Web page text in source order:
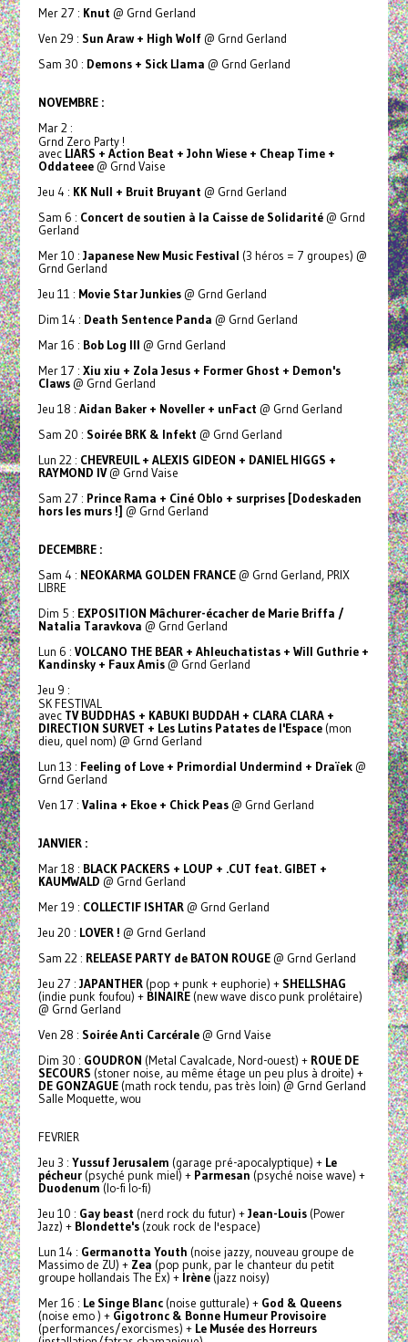
Mer 27 : Knut @ Grnd Gerland
Ven 29 : Sun Araw + High Wolf @ Grnd Gerland
Sam 30 : Demons + Sick Llama @ Grnd Gerland
NOVEMBRE :
Mar 2 :
Grnd Zero Party !
avec LIARS + Action Beat + John Wiese + Cheap Time +
Oddateee@ Grnd Vaise
Jeu 4 : KK Null + Bruit Bruyant @ Grnd Gerland
Sam 6 : Concert de soutien à la Caisse de Solidarité @ Grnd
Gerland
Mer 10 : Japanese New Music Festival (3 héros = 7 groupes) @
Grnd Gerland
Jeu 11 : Movie Star Junkies@ Grnd Gerland
Dim 14 : Death Sentence Panda @ Grnd Gerland
Mar 16 : Bob Log III @ Grnd Gerland
Mer 17 : Xiu xiu + Zola Jesus + Former Ghost + Demon's
Claws@ Grnd Gerland
Jeu 18 : Aidan Baker + Noveller + unFact @ Grnd Gerland
Sam 20 : Soirée BRK & Infekt @ Grnd Gerland
Lun 22 : CHEVREUIL + ALEXIS GIDEON + DANIEL HIGGS +
RAYMOND IV@ Grnd Vaise
Sam 27 : Prince Rama + Ciné Oblo + surprises [Dodeskaden
hors les murs !] @ Grnd Gerland
DECEMBRE :
Sam 4 : NEOKARMA GOLDEN FRANCE@ Grnd Gerland, PRIX
LIBRE
Dim 5 : EXPOSITION Mâchurer-écacher de Marie Briffa /
Natalia Taravkova @ Grnd Gerland
Lun 6 : VOLCANO THE BEAR + Ahleuchatistas + Will Guthrie +
Kandinsky + Faux Amis@ Grnd Gerland
Jeu 9 :
SK FESTIVAL
avec TV BUDDHAS + KABUKI BUDDAH + CLARA CLARA +
DIRECTION SURVET + Les Lutins Patates de l'Espace(mon
dieu, quel nom) @ Grnd Gerland
Lun 13 : Feeling of Love + Primordial Undermind + Draïek@
Grnd Gerland
Ven 17 : Valina + Ekoe + Chick Peas@ Grnd Gerland
JANVIER :
Mar 18 : BLACK PACKERS + LOUP + .CUT feat. GIBET +
KAUMWALD @ Grnd Gerland
Mer 19 : COLLECTIF ISHTAR @ Grnd Gerland
Jeu 20 : LOVER ! @ Grnd Gerland
Sam 22 : RELEASE PARTY de BATON ROUGE @ Grnd Gerland
Jeu 27 : JAPANTHER(pop + punk + euphorie) + SHELLSHAG
(indie punk foufou) + BINAIRE(new wave disco punk prolétaire)
@ Grnd Gerland
Ven 28 : Soirée Anti Carcérale@ Grnd Vaise
Dim 30 : GOUDRON (Metal Cavalcade, Nord-ouest) + ROUE DE
SECOURS (stoner noise, au même étage un peu plus à droite) +
DE GONZAGUE(math rock tendu, pas très loin) @ Grnd Gerland
Salle Moquette, wou
FEVRIER
Jeu 3 : Yussuf Jerusalem (garage pré-apocalyptique) + Le
pécheur(psyché punk miel) + Parmesan (psyché noise wave) +
Duodenum (lo-fi lo-fi)
Jeu 10 : Gay beast (nerd rock du futur) +Jean-Louis(Power
Jazz) + Blondette's (zouk rock de l'espace)
Lun 14 : Germanotta Youth (noise jazzy, nouveau groupe de
Massimo de ZU) + Zea (pop punk, par le chanteur du petit
groupe hollandais The Ex) + Irène(jazz noisy)
Mer 16 : Le Singe Blanc (noise gutturale) + God & Queens
(noise emo ) + Gigotronc & Bonne Humeur Provisoire
(performances/exorcismes) + Le Musée des Horreurs